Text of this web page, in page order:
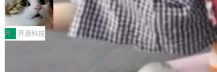
者部落知识"。 换个写法。Rust 的 enum，两个
变体：Switchable...
样。这是 Sandstorm.io 的重制版，我十年前的
那个创业公司。不同的是，这次它构建在 Cloudf
lare Workers 上——我花了九年时间搭建的平台
——并且深度集成了 AI。这基本上是我十年秘密
计思路很直接：每个对象是一个独立的 SQLite
数据库，按名称寻址，复制到你自己的 S3 兼容
存储库里。节点之间只通过这个存储库协调——
没有控制平面，没有共识协议。每个对象自带一
个小型数据库，应用天然按分片构建，单个数据
库的竞争和爆炸半径问题在设计层面就被消除
鲁大师7月新机性能/流畅/AI榜：vivo夺
性能、流畅双第一，三星Galaxy Z系列
新折叠缺席
2026年7月的手机市场，由于存储等硬件成本暴
增，手机厂商的日子也不好过啊，新机速度明显
放缓，因此硝烟味淡了许多。新机参数规格除开
Fold8 / Z Flip8）外，其余要么是中低端机器，
开 开源科技
Zed 编辑器团队发布了新项目——DeltaDB，一